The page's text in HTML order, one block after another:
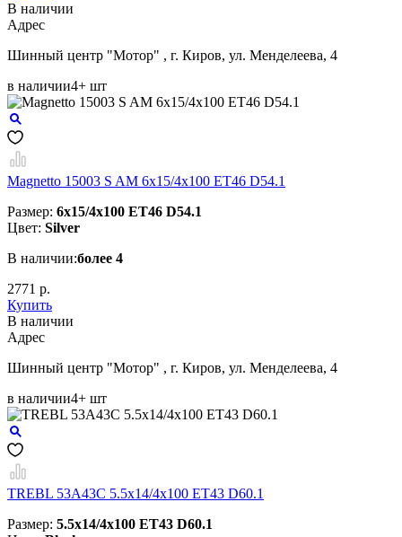
В наличии
Aдрес
Шинный центр "Мотор" , г. Киров, ул. Менделеева, 4
в наличии4+ шт
Magnetto 15003 S AM 6x15/4x100 ET46 D54.1
Размер: 6x15/4x100 ET46 D54.1
Цвет: Silver
В наличии:более 4
2771 р.
Купить
В наличии
Aдрес
Шинный центр "Мотор" , г. Киров, ул. Менделеева, 4
в наличии4+ шт
TREBL 53A43C 5.5x14/4x100 ET43 D60.1
Размер: 5.5x14/4x100 ET43 D60.1